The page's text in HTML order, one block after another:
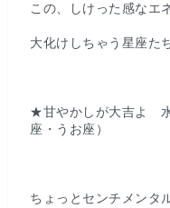
この、しけった感なエ
大化けしちゃう星座た
★甘やかしが大吉よ 水
座・うお座）
ちょっとセンチメンタ